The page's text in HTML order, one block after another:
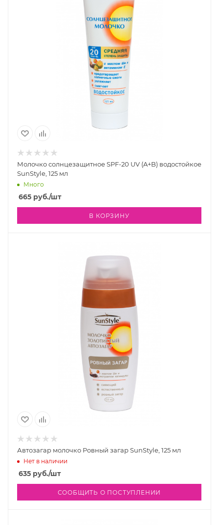
Молочко солнцезащитное SPF-20 UV (A+B) водостойкое
SunStyle, 125 мл
Много
665 руб./шт
В КОРЗИНУ
Автозагар молочко Ровный загар SunStyle, 125 мл
Нет в наличии
635 руб./шт
СООБЩИТЬ О ПОСТУПЛЕНИИ